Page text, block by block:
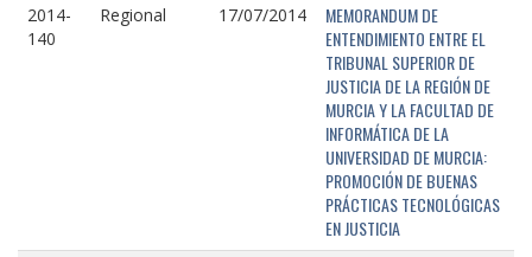
2014-
140
Regional 17/07/2014
MEMORANDUM DE
ENTENDIMIENTO ENTRE EL
TRIBUNAL SUPERIOR DE
JUSTICIA DE LA REGIÓN DE
MURCIA Y LA FACULTAD DE
INFORMÁTICA DE LA
UNIVERSIDAD DE MURCIA:
PROMOCIÓN DE BUENAS
PRÁCTICAS TECNOLÓGICAS
EN JUSTICIA